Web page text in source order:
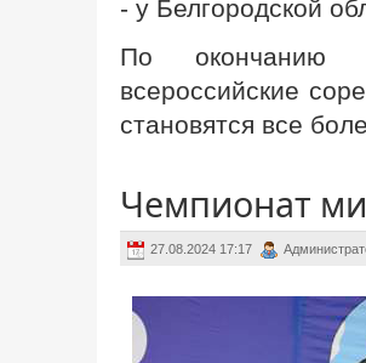
- у Белгородской
По окончанию
всероссийские
становятся все
Чемпионат
27.08.2024 17:17